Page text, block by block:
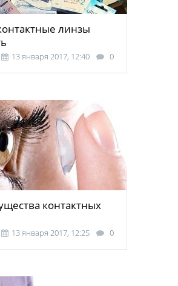
линзы
13 января 2017, 12:40 0
контактных
13 января 2017, 12:25 0